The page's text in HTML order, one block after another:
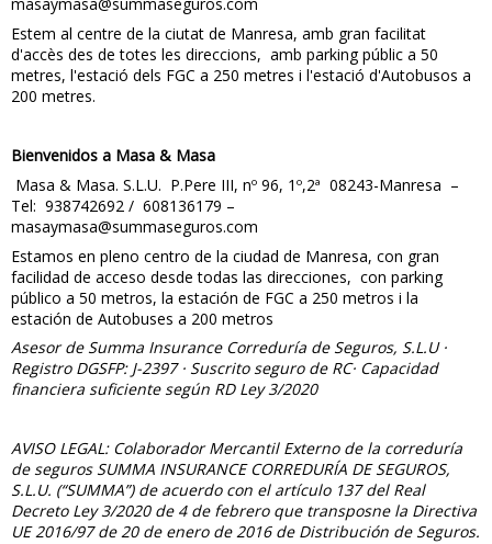
masaymasa@summaseguros.com
Estem al centre de la ciutat de Manresa, amb gran facilitat
d'accès des de totes les direccions, amb parking públic a 50
metres, l'estació dels FGC a 250 metres i l'estació d'Autobusos a
200 metres.
Bienvenidos a Masa & Masa
Masa & Masa. S.L.U. P.Pere III, nº 96, 1º,2ª 08243-Manresa –
Tel: 938742692 / 608136179 –
masaymasa@summaseguros.com
Estamos en pleno centro de la ciudad de Manresa, con gran
facilidad de acceso desde todas las direcciones, con parking
público a 50 metros, la estación de FGC a 250 metros i la
estación de Autobuses a 200 metros
Asesor de Summa Insurance Correduría de Seguros, S.L.U ·
Registro DGSFP: J-2397 · Suscrito seguro de RC· Capacidad
financiera suficiente según RD Ley 3/2020
AVISO LEGAL: Colaborador Mercantil Externo de la correduría
de seguros SUMMA INSURANCE CORREDURÍA DE SEGUROS,
S.L.U. (“SUMMA”) de acuerdo con el artículo 137 del Real
Decreto Ley 3/2020 de 4 de febrero que transposne la Directiva
UE 2016/97 de 20 de enero de 2016 de Distribución de Seguros.